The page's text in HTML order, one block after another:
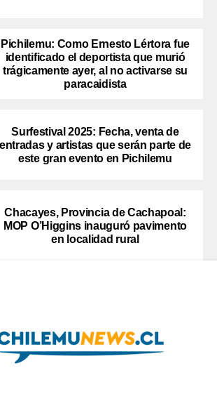
Pichilemu: Como Ernesto Lértora fue
identificado el deportista que murió
trágicamente ayer, al no activarse su
paracaidista
Surfestival 2025: Fecha, venta de
entradas y artistas que serán parte de
este gran evento en Pichilemu
Chacayes, Provincia de Cachapoal:
MOP O’Higgins inauguró pavimento
en localidad rural